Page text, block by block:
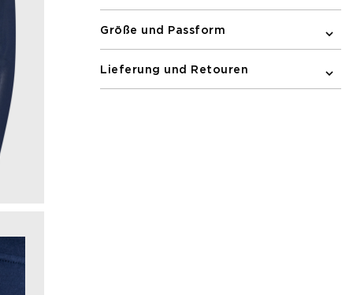
Größe und Passform
Lieferung und Retouren